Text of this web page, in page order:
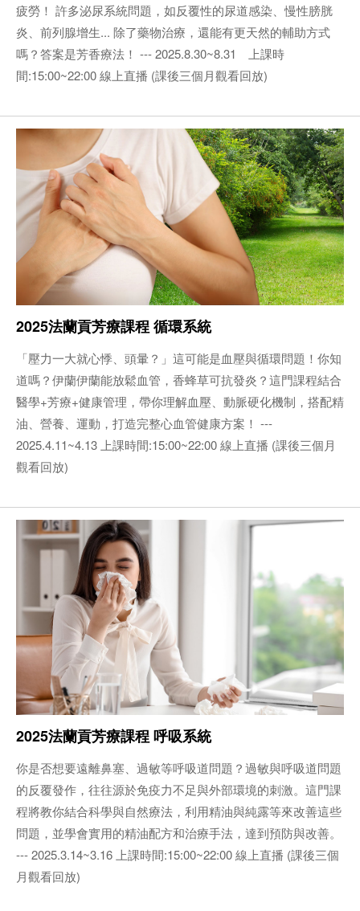
疲勞！ 許多泌尿系統問題，如反覆性的尿道感染、慢性膀胱
炎、前列腺增生... 除了藥物治療，還能有更天然的輔助方式
嗎？答案是芳香療法！ --- 2025.8.30~8.31 上課時
間:15:00~22:00 線上直播 (課後三個月觀看回放)
2025法蘭貢芳療課程 循環系統
「壓力一大就心悸、頭暈？」這可能是血壓與循環問題！你知
道嗎？伊蘭伊蘭能放鬆血管，香蜂草可抗發炎？這門課程結合
醫學+芳療+健康管理，帶你理解血壓、動脈硬化機制，搭配精
油、營養、運動，打造完整心血管健康方案！ ---
2025.4.11~4.13 上課時間:15:00~22:00 線上直播 (課後三個月
觀看回放)
2025法蘭貢芳療課程 ​呼吸系統
你是否想要遠離鼻塞、過敏等呼吸道問題？過敏與呼吸道問題
的反覆發作，往往源於免疫力不足與外部環境的刺激。這門課
程將教你結合科學與自然療法，利用精油與純露等來改善這些
問題，並學​會實用的精油配方和治療手法，達到預防與改善。
--- 2025.3.14~3.16 上課時間:15:00~22:00 線上直播 (課後三個
月觀看回放)